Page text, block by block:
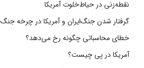
نقطه‌زنی در حیاط‌خلوت آمریکا
گرفتار شدن جنگ‌ایران و آمریکا در چرخه
خطای محاسباتی چگونه رخ می‌دهد؟
آمریکا در پی چیست؟